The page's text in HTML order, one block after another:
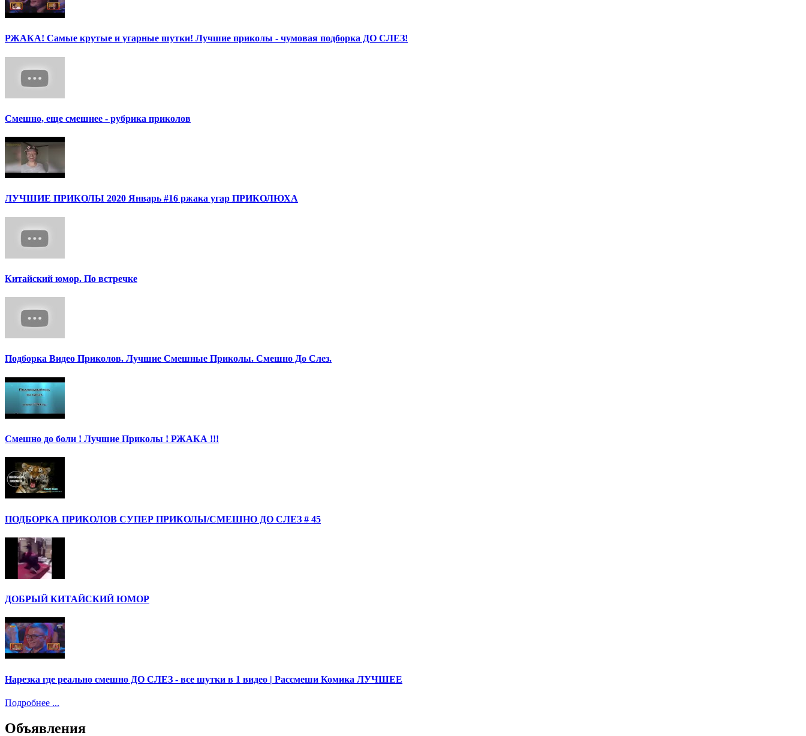
РЖАКА! Самые крутые и угарные шутки! Лучшие приколы - чумовая подборка ДО СЛЕЗ!
Смешно, еще смешнее - рубрика приколов
ЛУЧШИЕ ПРИКОЛЫ 2020 Январь #16 ржака угар ПРИКОЛЮХА
Китайский юмор. По встречке
Подборка Видео Приколов. Лучшие Смешные Приколы. Смешно До Слез.
Смешно до боли ! Лучшие Приколы ! РЖАКА !!!
ПОДБОРКА ПРИКОЛОВ СУПЕР ПРИКОЛЫ/СМЕШНО ДО СЛЕЗ # 45
ДОБРЫЙ КИТАЙСКИЙ ЮМОР
Нарезка где реально смешно ДО СЛЕЗ - все шутки в 1 видео | Рассмеши Комика ЛУЧШЕЕ
Подробнее ...
Объявления